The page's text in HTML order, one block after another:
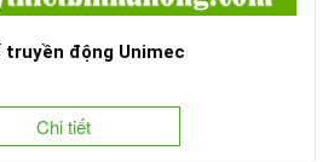
truyền động Unimec
Chi tiết